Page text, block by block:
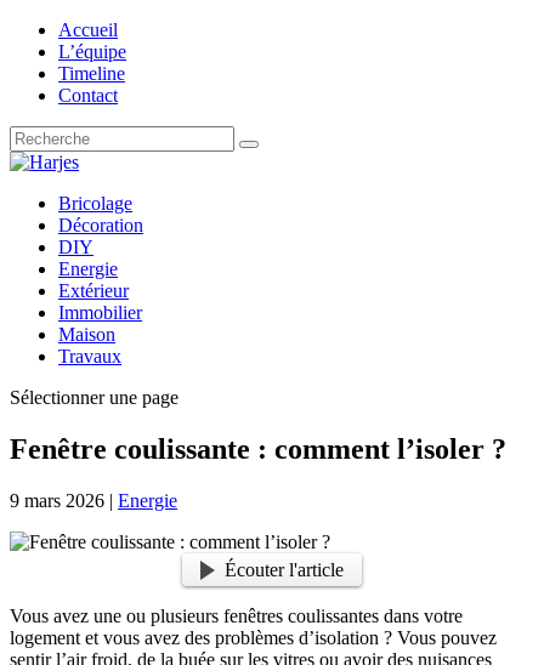
Accueil
L’équipe
Timeline
Contact
Bricolage
Décoration
DIY
Energie
Extérieur
Immobilier
Maison
Travaux
Sélectionner une page
Fenêtre coulissante : comment l’isoler ?
9 mars 2026 | Energie
Écouter l'article
Vous avez une ou plusieurs fenêtres coulissantes dans votre
logement et vous avez des problèmes d’isolation ? Vous pouvez
sentir l’air froid, de la buée sur les vitres ou avoir des nuisances